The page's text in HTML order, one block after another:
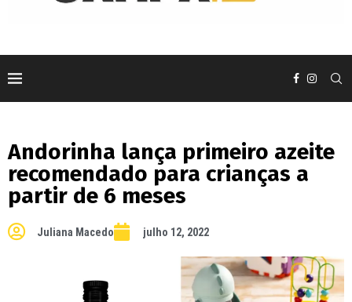
Andorinha lança primeiro azeite
recomendado para crianças a
partir de 6 meses
Juliana Macedo julho 12, 2022